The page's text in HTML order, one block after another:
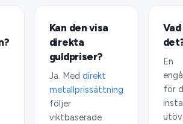
Kan den visa
direkta
guldpriser?
Ja. Med direkt
metallprissättning
följer
viktbaserade
En
för